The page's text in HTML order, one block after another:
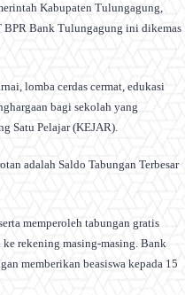
Kabupaten Tulungagung,
BPR Bank Tulungagung ini dikemas
lomba cerdas cermat, edukasi
bagi sekolah yang
Satu Pelajar (KEJAR).
adalah Saldo Tabungan Terbesar
memperoleh tabungan gratis
rekening masing-masing. Bank
memberikan beasiswa kepada 15